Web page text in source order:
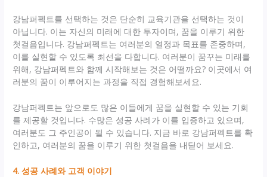
강남퍼펙트를 선택하는 것은 단순히 교육기관을 선택하는 것이
아닙니다. 이는 자신의 미래에 대한 투자이며, 꿈을 이루기 위한
첫걸음입니다. 강남퍼펙트는 여러분의 열정과 목표를 존중하며,
이를 실현할 수 있도록 최선을 다합니다. 여러분이 꿈꾸는 미래를
위해, 강남퍼펙트와 함께 시작해보는 것은 어떨까요? 이곳에서 여
러분의 꿈이 이루어지는 과정을 직접 경험해보세요.
강남퍼펙트는 앞으로도 많은 이들에게 꿈을 실현할 수 있는 기회
를 제공할 것입니다. 수많은 성공 사례가 이를 입증하고 있으며,
여러분도 그 주인공이 될 수 있습니다. 지금 바로 강남퍼펙트를 확
인하고, 여러분의 꿈을 이루기 위한 첫걸음을 내딛어 보세요.
4. 성공 사례와 고객 이야기